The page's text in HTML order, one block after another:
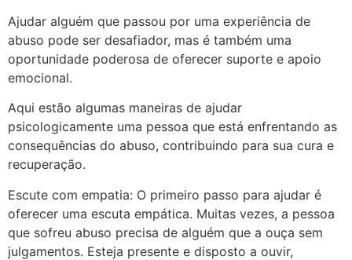
Ajudar alguém que passou por uma experiência de
abuso pode ser desafiador, mas é também uma
oportunidade poderosa de oferecer suporte e apoio
emocional.
Aqui estão algumas maneiras de ajudar
psicologicamente uma pessoa que está enfrentando as
consequências do abuso, contribuindo para sua cura e
recuperação.
Escute com empatia: O primeiro passo para ajudar é
oferecer uma escuta empática. Muitas vezes, a pessoa
que sofreu abuso precisa de alguém que a ouça sem
julgamentos. Esteja presente e disposto a ouvir,